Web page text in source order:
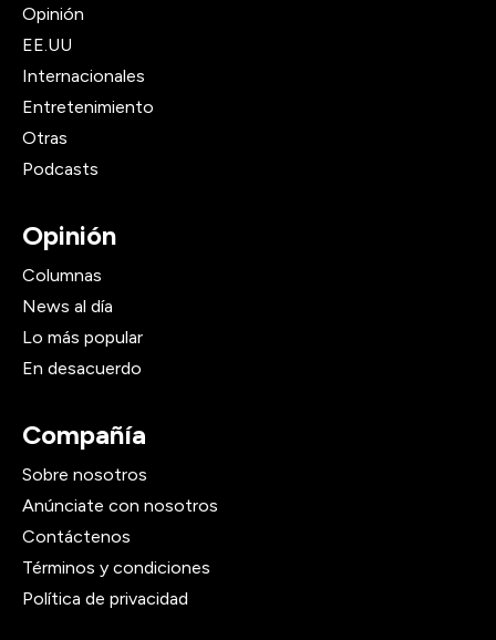
Opinión
EE.UU
Internacionales
Entretenimiento
Otras
Podcasts
Opinión
Columnas
News al día
Lo más popular
En desacuerdo
Compañía
Sobre nosotros
Anúnciate con nosotros
Contáctenos
Términos y condiciones
Política de privacidad